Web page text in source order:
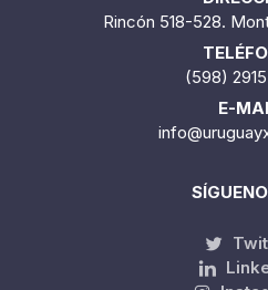
Rincón 518-528.
(598)
E-